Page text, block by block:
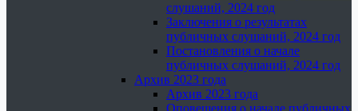
слушаний, 2024 год
Заключения о результатах
публичных слушаний, 2024 год
Постановления о начале
публичных слушаний, 2024 год
Архив 2023 года
Архив 2023 года
Оповещения о начале публичных